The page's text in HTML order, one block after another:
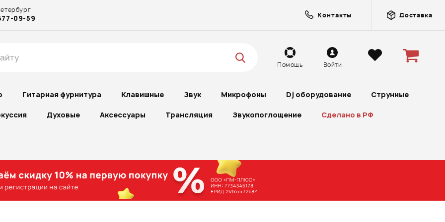
09-59 Контакты Доставка
Помощь Войти
Гитарная фурнитура Клавишные Звук Микрофоны Dj оборудование Струнные
Духовые Аксессуары Трансляция Звукопоглощение Сделано в РФ